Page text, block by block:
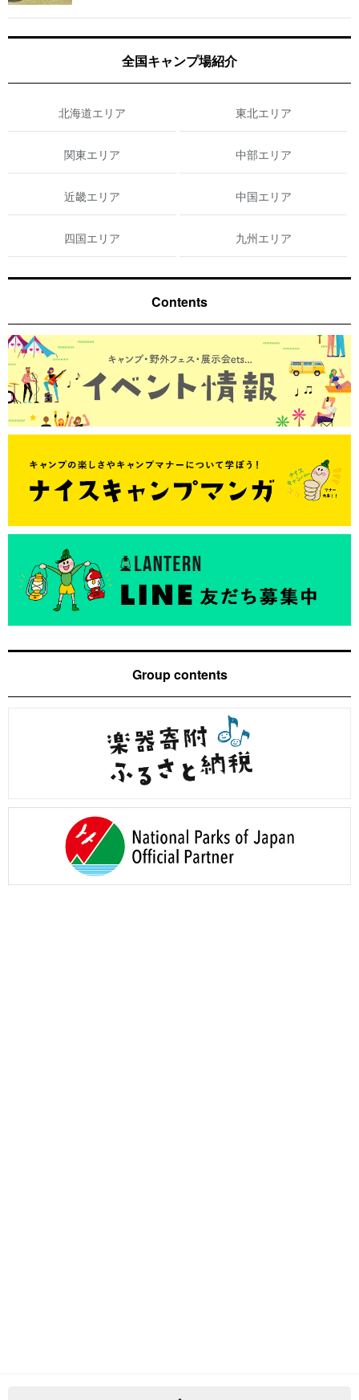
全国キャンプ場紹介
北海道エリア 東北エリア
関東エリア 中部エリア
近畿エリア 中国エリア
四国エリア 九州エリア
Contents
Group contents